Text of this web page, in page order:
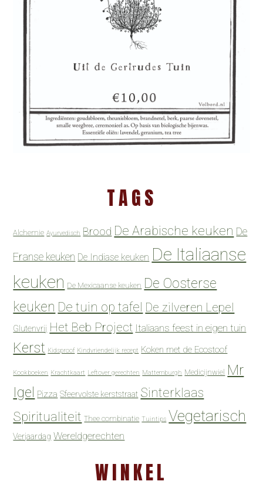
TAGS
Alchemie Ayurvedisch Brood De Arabische keuken De
Franse keuken De Indiase keuken De Italiaanse
keuken De Mexicaanse keuken De Oosterse
keuken De tuin op tafel De zilveren Lepel
Glutenvrij Het Beb Project Italiaans feest in eigen tuin
Kerst Kidsproof Kindvriendelijk recept Koken met de Ecostoof
Kookboeken Krachtkaart Leftover gerechten Mattemburgh Medicijnwiel Mr
Igel
Pizza Sfeervolste kerststraat Sinterklaas
Spiritualiteit Thee combinatie Tuintips Vegetarisch
Verjaardag Wereldgerechten
WINKEL